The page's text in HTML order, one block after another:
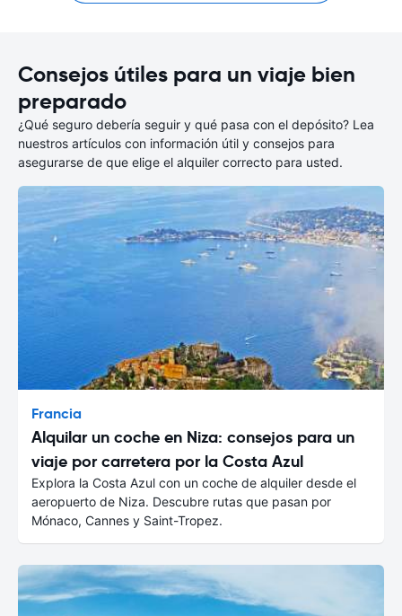
Consejos útiles para un viaje bien
preparado
¿Qué seguro debería seguir y qué pasa con el depósito? Lea
nuestros artículos con información útil y consejos para
asegurarse de que elige el alquiler correcto para usted.
Francia
Alquilar un coche en Niza: consejos para un
viaje por carretera por la Costa Azul
Explora la Costa Azul con un coche de alquiler desde el
aeropuerto de Niza. Descubre rutas que pasan por
Mónaco, Cannes y Saint-Tropez.